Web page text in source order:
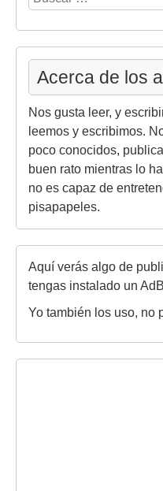
Acerca de los
Nos gusta leer, y
leemos y escribimos.
poco conocidos,
buen rato mientras lo
no es capaz de
pisapapeles.
Aquí verás algo de
tengas instalado un
Yo también los uso, no